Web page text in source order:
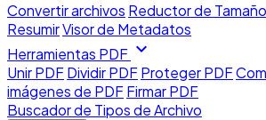
Convertir archivos Reductor de
ResumirVisor de Metadatos
Herramientas PDF expand_more
Unir PDFDividir PDFProteger PDF
imágenes de PDFFirmar PDF
Buscador de Tipos de Archivo